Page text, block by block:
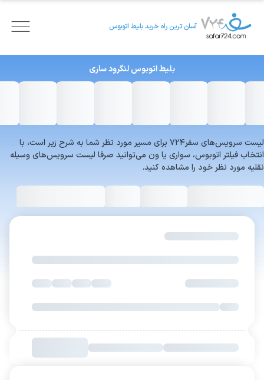
آسان ترین راه خرید بلیط اتوبوس
بلیط اتوبوسلنگرودساری
لیست سرویس‌های سفر۷۲۴ برای مسیر مورد نظر شما به شرح زیر است، با
انتخاب فیلتر اتوبوس، سواری یا ون می‌توانید صرفا لیست سرویس‌های وسیله
نقلیه مورد نظر خود را مشاهده کنید.